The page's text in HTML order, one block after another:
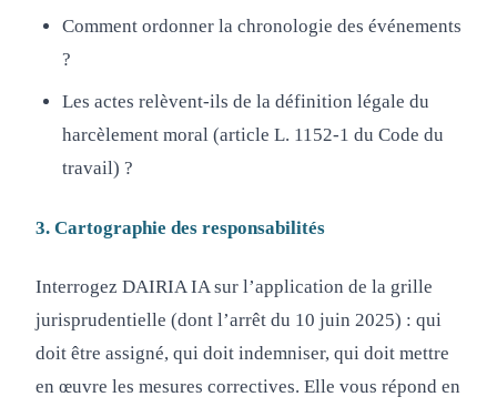
Comment ordonner la chronologie des événements
?
Les actes relèvent-ils de la définition légale du
harcèlement moral (article L. 1152-1 du Code du
travail) ?
3. Cartographie des responsabilités
Interrogez DAIRIA IA sur l’application de la grille
jurisprudentielle (dont l’arrêt du 10 juin 2025) : qui
doit être assigné, qui doit indemniser, qui doit mettre
en œuvre les mesures correctives. Elle vous répond en